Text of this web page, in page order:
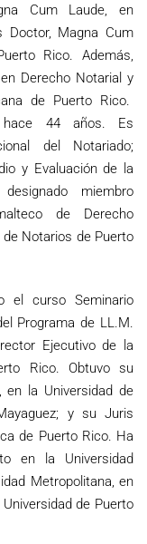
Cum Laude, en
Doctor, Magna Cum
Rico. Además,
Derecho Notarial y
de Puerto Rico.
hace 44 años. Es
del Notariado;
y Evaluación de la
miembro
de Derecho
Notarios de Puerto
curso Seminario
Programa de LL.M.
Ejecutivo de la
Rico. Obtuvo su
en la Universidad de
y su Juris
de Puerto Rico. Ha
en la Universidad
Metropolitana, en
de Puerto